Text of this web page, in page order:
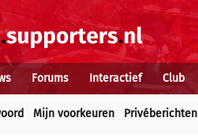
Forums Interactief Club
Mijn voorkeuren Privéberichten